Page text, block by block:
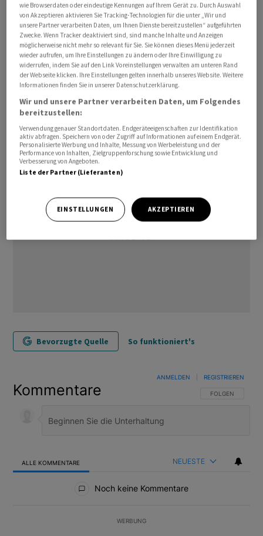
Russland führt seit mehr als vier Jahren einen
Angriffskrieg in der Ukraine und beschiesst dort auch
systematisch Städte und Gemeinden im Hinterland.
Allerdings spüren inzwischen auch die grenznahen
Regionen in Russland selbst mehr und mehr die
Auswirkungen des Konflikts. Belgorod ist in Russland
eine der am stärksten betroffenen Städte./bal/DP/jha
(AWP)
Bevorzugte Quelle So funktioniert's
Kommentare FOLGE DIESER
FOLGEN
ANMELDEN REGISTRIEREN
ALLE KOMMENTARE NEUESTE
Noch keine Kommentare
WERBUNG
wie Browserdaten oder eindeutige Kennungen auf Ihrem Gerät zu. Durch Auswahl
von Akzeptieren aktivieren Sie Tracking-Technologien für die unter „Wir und
unsere Partner verarbeiten Daten, um Ihnen Dienste bereitzustellen“ aufgeführten
Zwecke. Wenn Tracker deaktiviert sind, sind manche Inhalte und Anzeigen
möglicherweise nicht mehr so relevant für Sie. Sie können dieses Menü jederzeit
wieder aufrufen, um Ihre Einstellungen zu ändern oder Ihre Einwilligung zu
widerrufen, indem Sie auf den Link Voreinstellungen verwalten am unteren Rand
der Webseite klicken. Ihre Einstellungen gelten innerhalb unseres Website. Weitere
Informationen finden Sie in unserer Datenschutzerklärung.
Wir und unsere Partner verarbeiten Daten, um Folgendes
bereitzustellen:
Verwendung genauer Standortdaten. Endgeräteeigenschaften zur Identifikation
aktiv abfragen. Speichern von oder Zugriff auf Informationen auf einem Endgerät.
Personalisierte Werbung und Inhalte, Messung von Werbeleistung und der
Performance von Inhalten, Zielgruppenforschung sowie Entwicklung und
Verbesserung von Angeboten.
Liste der Partner (Lieferanten)
EINSTELLUNGEN AKZEPTIEREN